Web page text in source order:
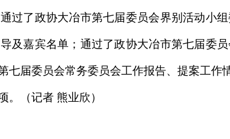
过了政协大冶市第七届委员会界别活动小
及嘉宾名单；通过了政协大冶市第七届委
届委员会常务委员会工作报告、提案工作
。（记者 熊业欣）